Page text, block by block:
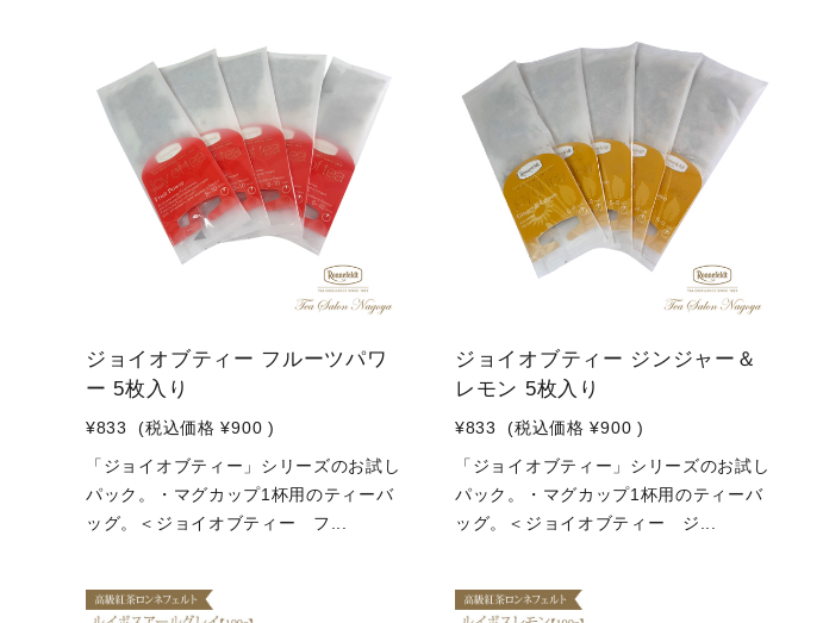
ジョイオブティー フルーツパワ
ー 5枚入り
¥833 (税込価格 ¥900 )
「ジョイオブティー」シリーズのお試し
パック。・マグカップ1杯用のティーバ
ッグ。＜ジョイオブティー フ...
ジョイオブティー ジンジャー＆
レモン 5枚入り
¥833 (税込価格 ¥900 )
「ジョイオブティー」シリーズのお試し
パック。・マグカップ1杯用のティーバ
ッグ。＜ジョイオブティー ジ...